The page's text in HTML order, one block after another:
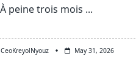
peine trois mois ...
CeoKreyolNyouz May 31, 2026